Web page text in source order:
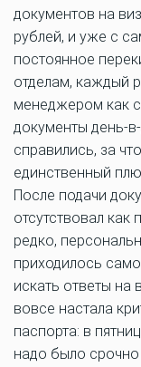
документов на
рублей, и уже с
постоянное
отделам, каждый
менеджером как
документы день-
справились, за
единственный
После подачи
отсутствовал
редко,
приходилось
искать ответы на
вовсе настала
паспорта: в
надо было срочно